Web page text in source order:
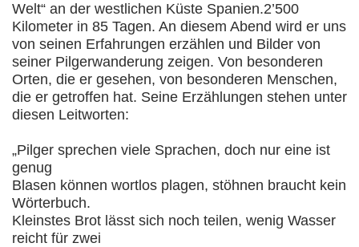
Welt“ an der westlichen Küste Spanien.2’500
Kilometer in 85 Tagen. An diesem Abend wird er uns
von seinen Erfahrungen erzählen und Bilder von
seiner Pilgerwanderung zeigen. Von besonderen
Orten, die er gesehen, von besonderen Menschen,
die er getroffen hat. Seine Erzählungen stehen unter
diesen Leitworten:
„Pilger sprechen viele Sprachen, doch nur eine ist
genug
Blasen können wortlos plagen, stöhnen braucht kein
Wörterbuch.
Kleinstes Brot lässt sich noch teilen, wenig Wasser
reicht für zwei